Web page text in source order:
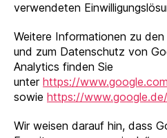
verwendeten
Weitere Informationen zu
und zum Datenschutz von
Analytics finden Sie
unter https://
sowie https://
Wir weisen darauf hin, dass